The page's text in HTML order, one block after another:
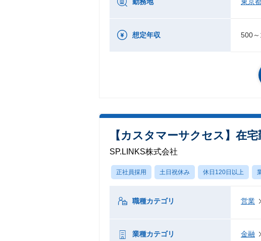
想定年収 500
【カスタマーサクセス】在
SP.LINKS株式会社
正社員採用 土日祝休み 休日120日以上
職種カテゴリ 営業
業種カテゴリ 金融